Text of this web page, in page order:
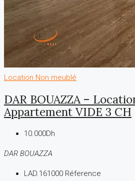
Location Non meublé
DAR BOUAZZA –
Appartement VIDE 3 CH
10.000Dh
DAR BOUAZZA
LAD.161000 Réference